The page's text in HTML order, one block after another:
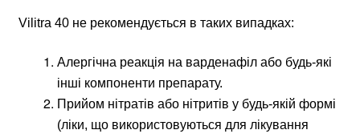
Vilitra 40 не рекомендується в таких випадках:
Алергічна реакція на варденафіл або будь-які
інші компоненти препарату.
Прийом нітратів або нітритів у будь-якій формі
(ліки, що використовуються для лікування